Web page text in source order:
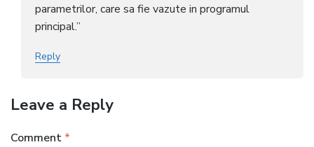
parametrilor, care sa fie vazute in programul
principal.”
Reply
Leave a Reply
Comment *